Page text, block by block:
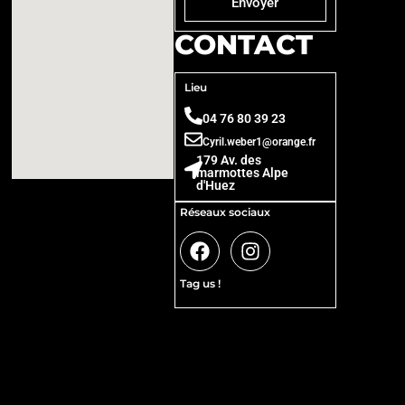
CONTACT
Lieu
04 76 80 39 23
Cyril.weber1@orange.fr
179 Av. des
marmottes Alpe
d'Huez
Réseaux sociaux
Tag us !